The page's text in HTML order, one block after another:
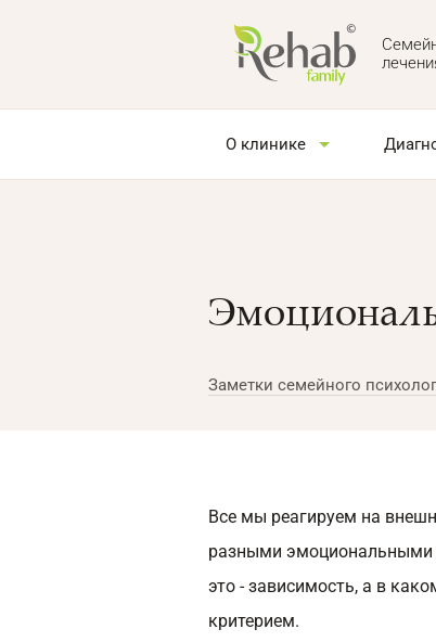
О клинике
Заметки семейного
Все мы реагируем на
разными эмоциональными
это - зависимость, а в
критерием.